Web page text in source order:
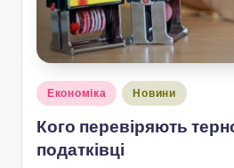
Опубліковано
Економіка Новини
Кого перевіряють
податківці